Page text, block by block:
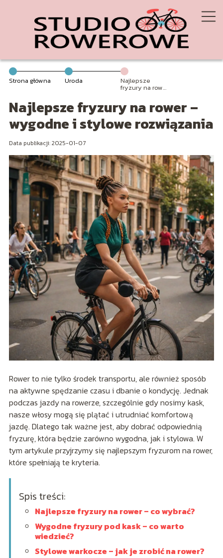
Strona główna Uroda Najlepsze
fryzury na rower
rozwiązania
Najlepsze fryzury na rower –
wygodne i stylowe rozwiązania
Data publikacji: 2025-01-07
Rower to nie tylko środek transportu, ale również sposób
na aktywne spędzanie czasu i dbanie o kondycję. Jednak
podczas jazdy na rowerze, szczególnie gdy nosimy kask,
nasze włosy mogą się plątać i utrudniać komfortową
jazdę. Dlatego tak ważne jest, aby dobrać odpowiednią
fryzurę, która będzie zarówno wygodna, jak i stylowa. W
tym artykule przyjrzymy się najlepszym fryzurom na rower,
które spełniają te kryteria.
Spis treści:
Najlepsze fryzury na rower – co wybrać?
Wygodne fryzury pod kask – co warto
wiedzieć?
Stylowe warkocze – jak je zrobić na rower?